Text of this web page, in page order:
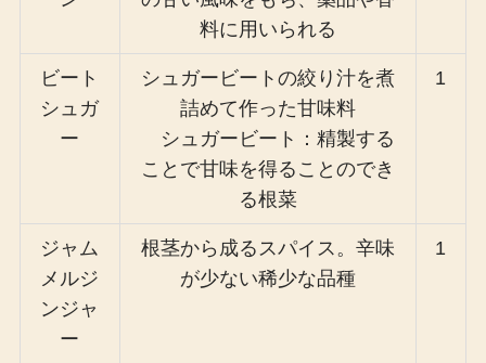
料に用いられる
ビート
シュガ
ー
シュガービートの絞り汁を煮
詰めて作った甘味料
シュガービート：精製する
ことで甘味を得ることのでき
る根菜
1
ジャム
メルジ
ンジャ
ー
根茎から成るスパイス。辛味
が少ない稀少な品種
1